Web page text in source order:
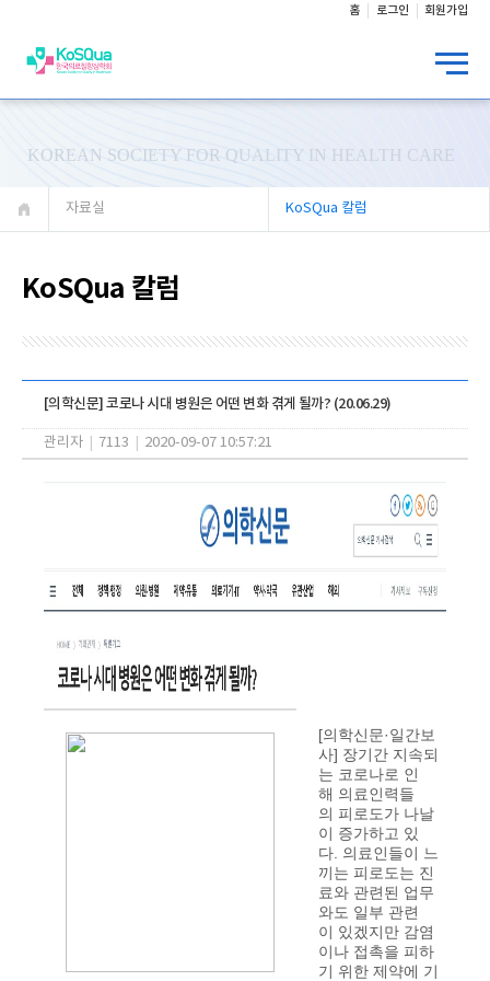
홈 로그인 회원가입
KOREAN SOCIETY FOR QUALITY IN HEALTH CARE
자료실 KoSQua 칼럼
KoSQua 칼럼
[의학신문] 코로나 시대 병원은 어떤 변화 겪게 될까? (20.06.29)
관리자 7113 2020-09-07 10:57:21
[의학신문·일간보
사] 장기간 지속되
는 코로나로 인
해 의료인력들
의 피로도가 나날
이 증가하고 있
다. 의료인들이 느
끼는 피로도는 진
료와 관련된 업무
와도 일부 관련
이 있겠지만 감염
이나 접촉을 피하
기 위한 제약에 기